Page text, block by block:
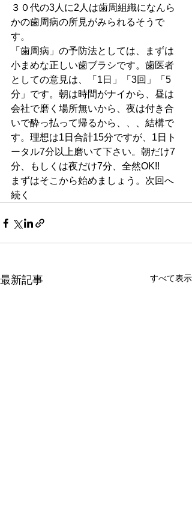
３０代の3人に2人は歯周組織になんら
かの歯周病の所見がみられるそうで
す。
「歯周病」の予防法としては、まずは
小まめな正しい歯ブラシです。歯医者
としての意見は、「1日」「3回」「5
分」です。朝は時間がナイから、昼は
会社で磨く場所無いから、夜は付き合
いで酔っ払って帰るから、、、結構で
す。理想は1日合計15分ですが、1日ト
ータル7分以上磨いて下さい。朝だけ7
分、もしくは夜だけ7分、全然OK!!
まずはそこから始めましょう。次回へ
続く
最新記事 すべて表示